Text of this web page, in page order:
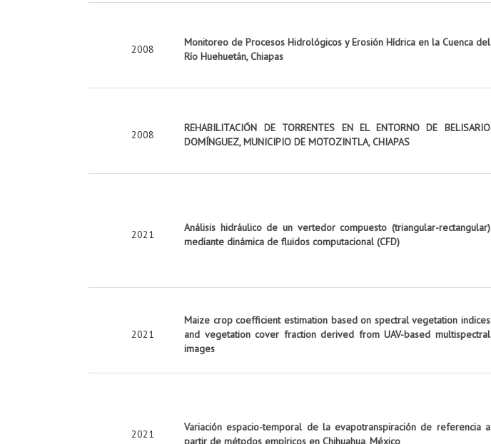
2008
Monitoreo de Procesos Hidrológicos y Erosión Hídrica en la Cuenca del
Río Huehuetán, Chiapas
2008
REHABILITACIÓN DE TORRENTES EN EL ENTORNO DE BELISARIO
DOMÍNGUEZ, MUNICIPIO DE MOTOZINTLA, CHIAPAS
2021
Análisis hidráulico de un vertedor compuesto (triangular-rectangular)
mediante dinámica de fluidos computacional (CFD)
2021
Maize crop coefficient estimation based on spectral vegetation indices
and vegetation cover fraction derived from UAV-based multispectral
images
2021
Variación espacio-temporal de la evapotranspiración de referencia a
partir de métodos empíricos en Chihuahua, México